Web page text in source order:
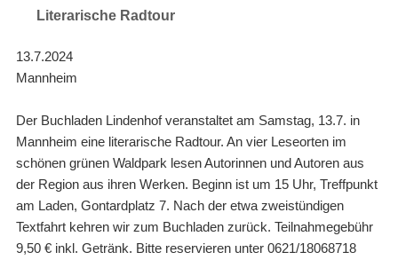
Literarische Radtour
13.7.2024
Mannheim
Der Buchladen Lindenhof veranstaltet am Samstag, 13.7. in
Mannheim eine literarische Radtour. An vier Leseorten im
schönen grünen Waldpark lesen Autorinnen und Autoren aus
der Region aus ihren Werken. Beginn ist um 15 Uhr, Treffpunkt
am Laden, Gontardplatz 7. Nach der etwa zweistündigen
Textfahrt kehren wir zum Buchladen zurück. Teilnahmegebühr
9,50 € inkl. Getränk. Bitte reservieren unter 0621/18068718